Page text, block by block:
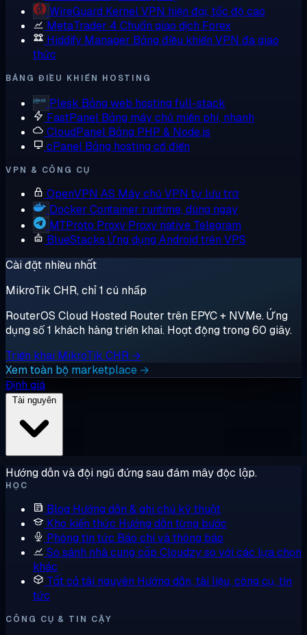
WireGuard Kernel VPN hiện đại, tốc độ cao
MetaTrader 4 Chuẩn giao dịch Forex
Hiddify Manager Bảng điều khiển VPN đa giao
thức
BẢNG ĐIỀU KHIỂN HOSTING
Plesk Bảng web hosting full-stack
FastPanel Bảng máy chủ miễn phí, nhanh
CloudPanel Bảng PHP & Node.js
cPanel Bảng hosting cổ điển
VPN & CÔNG CỤ
OpenVPN AS Máy chủ VPN tự lưu trữ
Docker Container runtime, dùng ngay
MTProto Proxy Proxy native Telegram
BlueStacks Ứng dụng Android trên VPS
Cài đặt nhiều nhất
MikroTik CHR, chỉ 1 cú nhấp
RouterOS Cloud Hosted Router trên EPYC + NVMe. Ứng
dụng số 1 khách hàng triển khai. Hoạt động trong 60 giây.
Triển khai MikroTik CHR →
Xem toàn bộ marketplace →
Định giá
Hướng dẫn và đội ngũ đứng sau đám mây độc lập.
HỌC
Blog Hướng dẫn & ghi chú kỹ thuật
Kho kiến thức Hướng dẫn từng bước
Phòng tin tức Báo chí và thông báo
So sánh nhà cung cấp Cloudzy so với các lựa chọn
khác
Tất cả tài nguyên Hướng dẫn, tài liệu, công cụ, tin
tức
CÔNG CỤ & TIN CẬY